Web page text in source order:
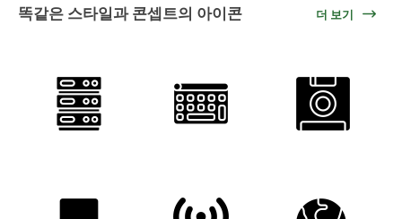
똑같은 스타일과 콘셉트의 아이콘 더 보기